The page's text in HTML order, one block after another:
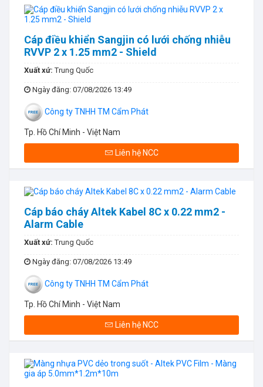
Cáp điều khiển Sangjin có lưới chống nhiễu
RVVP 2 x 1.25 mm2 - Shield
Xuất xứ:Trung Quốc
Ngày đăng: 07/08/2026 13:49
Công ty TNHH TM Cẩm Phát
Tp. Hồ Chí Minh - Việt Nam
Liên hệ NCC
Cáp báo cháy Altek Kabel 8C x 0.22 mm2 -
Alarm Cable
Xuất xứ:Trung Quốc
Ngày đăng: 07/08/2026 13:49
Công ty TNHH TM Cẩm Phát
Tp. Hồ Chí Minh - Việt Nam
Liên hệ NCC